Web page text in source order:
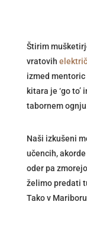
Štirim
vratovih
izmed
kitara je ‘go
tabornem
Naši izkušeni
učencih,
oder pa
želimo predati
Tako v